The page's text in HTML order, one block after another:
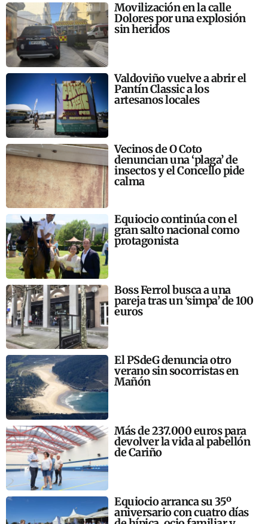
Movilización en la calle
Dolores por una explosión
sin heridos
Valdoviño vuelve a abrir el
Pantín Classic a los
artesanos locales
Vecinos de O Coto
denuncian una ‘plaga’ de
insectos y el Concello pide
calma
Equiocio continúa con el
gran salto nacional como
protagonista
Boss Ferrol busca a una
pareja tras un ‘simpa’ de 100
euros
El PSdeG denuncia otro
verano sin socorristas en
Mañón
Más de 237.000 euros para
devolver la vida al pabellón
de Cariño
Equiocio arranca su 35º
aniversario con cuatro días